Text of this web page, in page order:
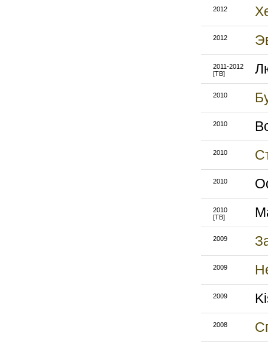
2012
2012
2011-2012
[ТВ]
2010
2010
2010
2010
2010
[ТВ]
2009
2009
2009
2008